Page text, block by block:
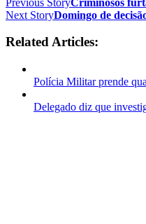
Next StoryDomingo de
Related Articles:
Polícia Militar prende
Delegado diz que